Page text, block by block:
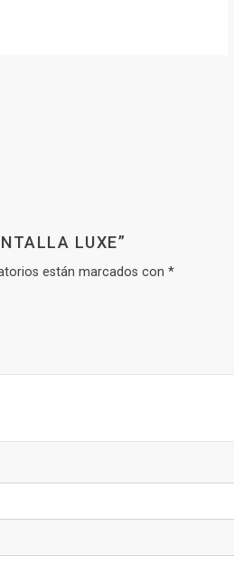
LUXE”
están marcados con *